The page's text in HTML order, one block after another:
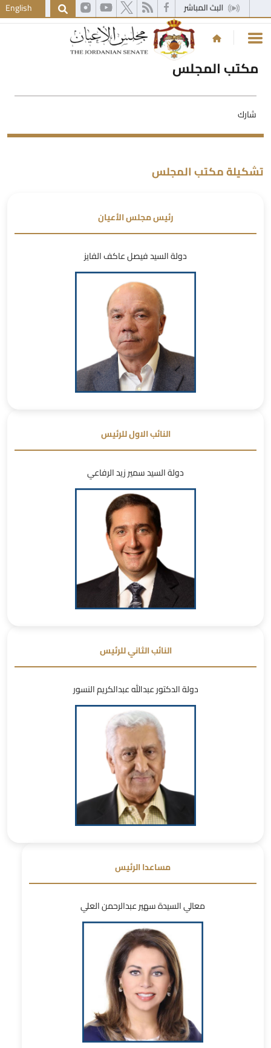
English
مكتب المجلس
شارك
تشكيلة مكتب المجلس
رئيس مجلس الأعيان
دولة السيد فيصل عاكف الفايز
النائب الاول للرئيس
دولة السيد سمير زيد الرفاعي
النائب الثاني للرئيس
دولة الدكتور عبدالله عبدالكريم النسور
مساعدا الرئيس
معالي السيدة سهير عبدالرحمن العلي